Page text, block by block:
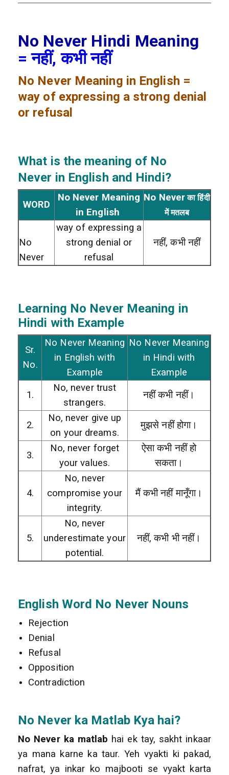
No Never Hindi Meaning
= नहीं, कभी नहीं
No Never Meaning in English =
way of expressing a strong denial
or refusal
What is the meaning of No
Never in English and Hindi?
WORD
No Never Meaning
in English
No Neverका हिंदी
में मतलब
No
Never
way of expressing a
strong denial or
refusal
नहीं, कभी नहीं
Learning No Never Meaning in
Hindi with Example
Sr.
No.
No Never Meaning
in English with
Example
No Never Meaning
in Hindi with
Example
1.
No, never trust
strangers.
नहीं कभी नहीं।
2.
No, never give up
on your dreams.
मुझसे नहीं होगा।
3.
No, never forget
your values.
ऐसा कभी नहीं हो
सकता।
4.
No, never
compromise your
integrity.
मैं कभी नहीं मानूँगा।
5.
No, never
underestimate your
potential.
नहीं, कभी भी नहीं।
English Word No Never Nouns
Rejection
Denial
Refusal
Opposition
Contradiction
No Never ka Matlab Kya hai?
No Never ka matlab hai ek tay, sakht inkaar
ya mana karne ka taur. Yeh vyakti ki pakad,
nafrat, ya inkar ko majbooti se vyakt karta